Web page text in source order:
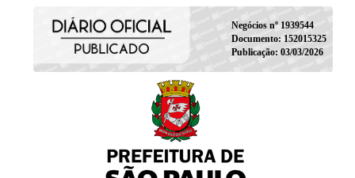
Negócios nº 1939544
Documento: 152015325
Publicação: 03/03/2026